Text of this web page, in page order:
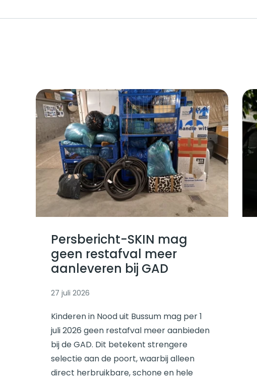
Lees verder
Persbericht-SKIN mag
geen restafval meer
aanleveren bij GAD
27 juli 2026
Kinderen in Nood uit Bussum mag per 1
juli 2026 geen restafval meer aanbieden
bij de GAD. Dit betekent strengere
selectie aan de poort, waarbij alleen
direct herbruikbare, schone en hele